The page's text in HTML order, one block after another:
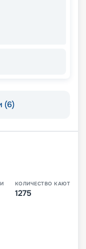
(6)
КОЛИЧЕСТВО КАЮТ
1275